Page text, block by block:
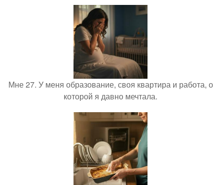
Мне 27. У меня образование, своя квартира и работа, о
которой я давно мечтала.